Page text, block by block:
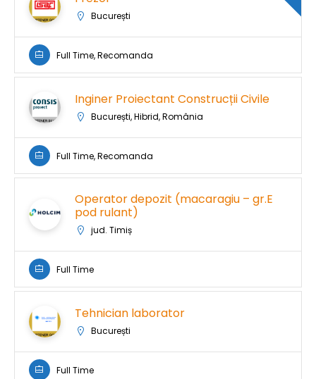
București
Full Time, Recomanda
Inginer Proiectant Construcții Civile
București, Hibrid, România
Full Time, Recomanda
Operator depozit (macaragiu – gr.E
pod rulant)
jud. Timiș
Full Time
Tehnician laborator
București
Full Time